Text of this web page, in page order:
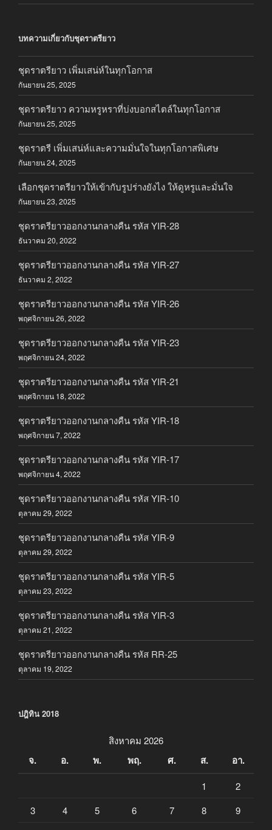
บทความเกี่ยวกับชุดราตรียาว
ชุดราตรียาว เพิ่มเสน่ห์ในทุกโอกาส
กันยายน 25, 2025
ชุดราตรียาว ความหรูหราที่บ่งบอกสไตล์ในทุกโอกาส
กันยายน 25, 2025
ชุดราตรี เพิ่มเสน่ห์และความมั่นใจในทุกโอกาสพิเศษ
กันยายน 24, 2025
เลือกชุดราตรียาวให้เข้ากับรูปร่างยังไง ให้ดูหรูและมั่นใจ
กันยายน 23, 2025
ชุดราตรียาวออกงานกลางคืน รหัส YIR-28
ธันวาคม 20, 2022
ชุดราตรียาวออกงานกลางคืน รหัส YIR-27
ธันวาคม 2, 2022
ชุดราตรียาวออกงานกลางคืน รหัส YIR-26
พฤศจิกายน 26, 2022
ชุดราตรียาวออกงานกลางคืน รหัส YIR-23
พฤศจิกายน 24, 2022
ชุดราตรียาวออกงานกลางคืน รหัส YIR-21
พฤศจิกายน 18, 2022
ชุดราตรียาวออกงานกลางคืน รหัส YIR-18
พฤศจิกายน 7, 2022
ชุดราตรียาวออกงานกลางคืน รหัส YIR-17
พฤศจิกายน 4, 2022
ชุดราตรียาวออกงานกลางคืน รหัส YIR-10
ตุลาคม 29, 2022
ชุดราตรียาวออกงานกลางคืน รหัส YIR-9
ตุลาคม 29, 2022
ชุดราตรียาวออกงานกลางคืน รหัส YIR-5
ตุลาคม 23, 2022
ชุดราตรียาวออกงานกลางคืน รหัส YIR-3
ตุลาคม 21, 2022
ชุดราตรียาวออกงานกลางคืน รหัส RR-25
ตุลาคม 19, 2022
ปฎิทิน 2018
สิงหาคม 2026
จ. อ. พ. พฤ. ศ. ส. อา.
1
2
3
4 5 6 7 8
9